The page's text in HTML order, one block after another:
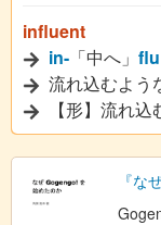
influent
in- 「中へ」 flu
流れ込むよう
【形】流れ込
『な